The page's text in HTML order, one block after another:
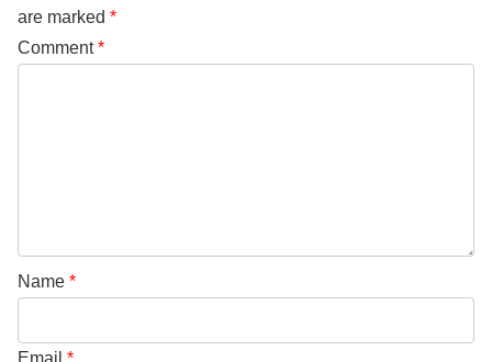
are marked *
Comment*
Name *
Email *